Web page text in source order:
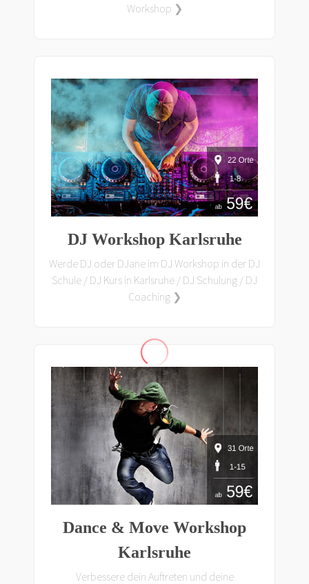
Workshop ❯
DJ Workshop Karlsruhe
Werde DJ oder DJane im DJ Workshop in der DJ
Schule / DJ Kurs in Karlsruhe / DJ Schulung / DJ
Coaching ❯
Dance & Move Workshop
Karlsruhe
Verbessere dein Auftreten und deine